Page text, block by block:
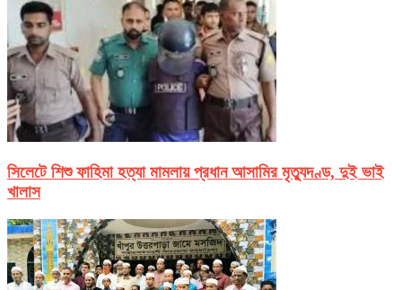
সিলেটে শিশু ফাহিমা হত্যা মামলায় প্রধান আসামির মৃত্যুদণ্ড, দুই ভাই
খালাস